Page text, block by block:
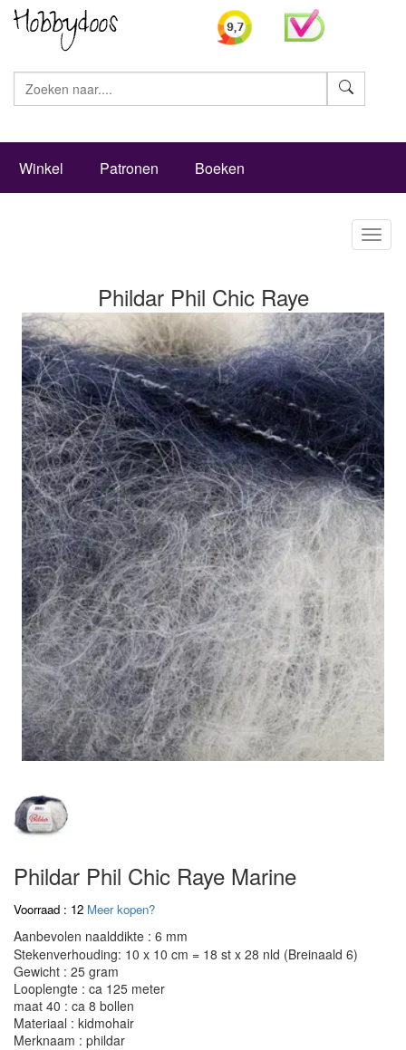
Winkel Patronen Boeken
Phildar Phil Chic Raye
Phildar Phil Chic Raye Marine
Voorraad : 12 Meer kopen?
Aanbevolen naalddikte : 6 mm
Stekenverhouding: 10 x 10 cm = 18 st x 28 nld (Breinaald 6)
Gewicht : 25 gram
Looplengte : ca 125 meter
maat 40 : ca 8 bollen
Materiaal : kidmohair
Merknaam : phildar